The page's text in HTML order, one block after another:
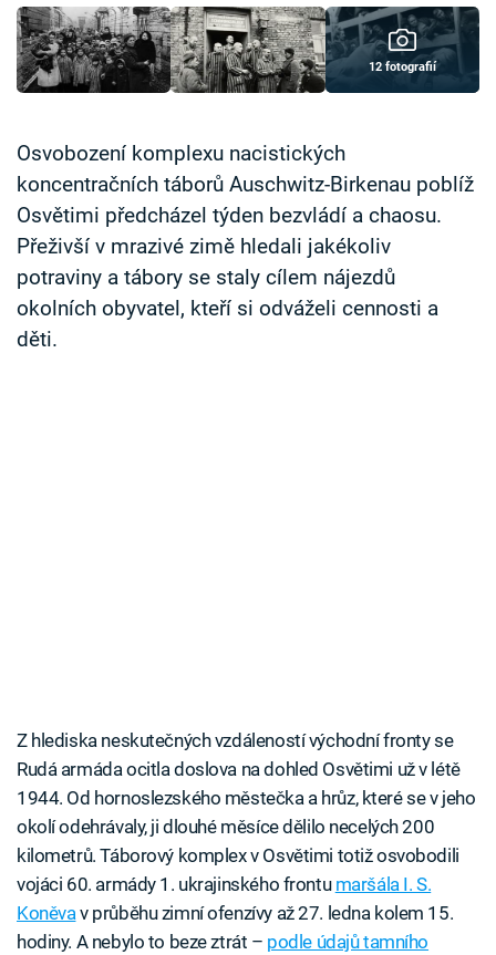
Přihlášení
Sledujte nás
12 fotografií
Osvobození komplexu nacistických
koncentračních táborů Auschwitz-Birkenau poblíž
Osvětimi předcházel týden bezvládí a chaosu.
Přeživší v mrazivé zimě hledali jakékoliv
potraviny a tábory se staly cílem nájezdů
okolních obyvatel, kteří si odváželi cennosti a
děti.
Z hlediska neskutečných vzdáleností východní fronty se
Rudá armáda ocitla doslova na dohled Osvětimi už v létě
1944. Od hornoslezského městečka a hrůz, které se v jeho
okolí odehrávaly, ji dlouhé měsíce dělilo necelých 200
kilometrů. Táborový komplex v Osvětimi totiž osvobodili
vojáci 60. armády 1. ukrajinského frontu maršála I. S.
Koněvav průběhu zimní ofenzívy až 27. ledna kolem 15.
hodiny. A nebylo to beze ztrát – podle údajů tamního